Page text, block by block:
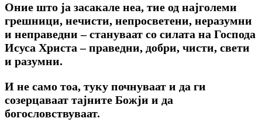
Оние што ja засакале неа, тие од најголеми
грешници, нечисти, непросветени, неразумни
и неправедни – стануваат co силата на Господа
Исуса Христа – праведни, добри, чисти, свети
и разумни.
И не само тоа, туку почнуваат и да ги
созерцаваат тајните Божји и да
богословствуваат.